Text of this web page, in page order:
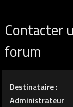
Contacter
forum
Destinataire :
Administrateur